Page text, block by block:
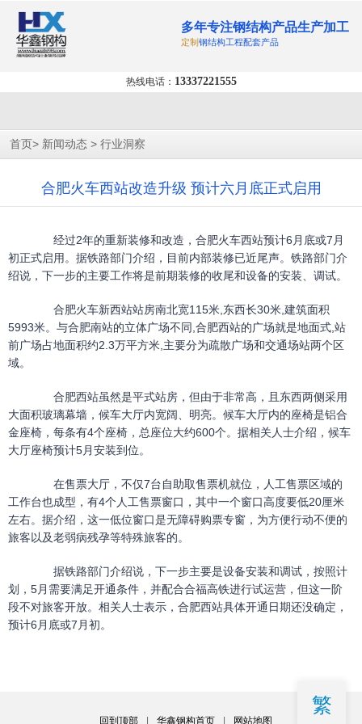
多年专注钢结构产品生产加工
定制钢结构工程配套产品
热线电话： 13337221555
首页> 新闻动态 > 行业洞察
合肥火车西站改造升级 预计六月底正式启用
经过2年的重新装修和改造，合肥火车西站预计6月底或7月
初正式启用。据铁路部门介绍，目前内部装修已近尾声。铁路部门介
绍说，下一步的主要工作将是前期装修的收尾和设备的安装、调试。
合肥火车新西站站房南北宽115米,东西长30米,建筑面积
5993米。与合肥南站的立体广场不同,合肥西站的广场就是地面式,站
前广场占地面积约2.3万平方米,主要分为疏散广场和交通场站两个区
域。
合肥西站虽然是平式站房，但由于非常高，且东西两侧采用
大面积玻璃幕墙，候车大厅内宽阔、明亮。候车大厅内的座椅是铝合
金座椅，每条有4个座椅，总座位大约600个。据相关人士介绍，候车
大厅座椅预计5月安装到位。
在售票大厅，不仅7台自助取售票机就位，人工售票区域的
工作台也成型，有4个人工售票窗口，其中一个窗口高度要低20厘米
左右。据介绍，这一低位窗口是无障碍购票专窗，为方便行动不便的
旅客以及老弱病残孕等特殊旅客的。
据铁路部门介绍说，下一步主要是设备安装和调试，按照计
划，5月需要满足开通条件，并配合合福高铁进行试运营，但这一阶
段不对旅客开放。相关人士表示，合肥西站具体开通日期还没确定，
预计6月底或7月初。
回到顶部 | 华鑫钢构首页 | 网站地图
繁